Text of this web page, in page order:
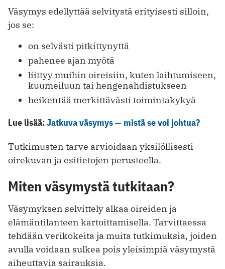
Väsymys edellyttää selvitystä erityisesti silloin,
jos se:
on selvästi pitkittynyttä
pahenee ajan myötä
liittyy muihin oireisiin, kuten laihtumiseen,
kuumeiluun tai hengenahdistukseen
heikentää merkittävästi toimintakykyä
Lue lisää:Jatkuva väsymys — mistä se voi johtua?
Tutkimusten tarve arvioidaan yksilöllisesti
oirekuvan ja esitietojen perusteella.
Miten väsymystä tutkitaan?
Väsymyksen selvittely alkaa oireiden ja
elämäntilanteen kartoittamisella. Tarvittaessa
tehdään verikokeita ja muita tutkimuksia, joiden
avulla voidaan sulkea pois yleisimpiä väsymystä
aiheuttavia sairauksia.